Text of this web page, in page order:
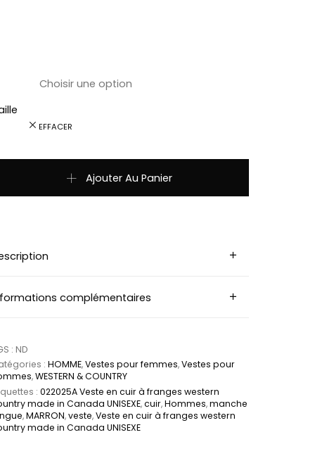
EFFACER
Ajouter Au Panier
complémentaires
: ND
: HOMME,Vestes pour femmes,Vestes pour
,WESTERN & COUNTRY
: 022025A Veste en cuir à franges western
made in Canada UNISEXE,cuir,Hommes,manche
,MARRON,veste,Veste en cuir à franges western
made in Canada UNISEXE